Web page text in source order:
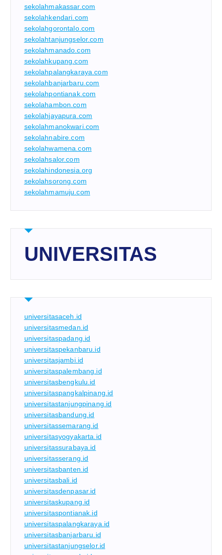
sekolahmakassar.com
sekolahkendari.com
sekolahgorontalo.com
sekolahtanjungselor.com
sekolahmanado.com
sekolahkupang.com
sekolahpalangkaraya.com
sekolahbanjarbaru.com
sekolahpontianak.com
sekolahambon.com
sekolahjayapura.com
sekolahmanokwari.com
sekolahnabire.com
sekolahwamena.com
sekolahsalor.com
sekolahindonesia.org
sekolahsorong.com
sekolahmamuju.com
UNIVERSITAS
universitasaceh.id
universitasmedan.id
universitaspadang.id
universitaspekanbaru.id
universitasjambi.id
universitaspalembang.id
universitasbengkulu.id
universitaspangkalpinang.id
universitastanjungpinang.id
universitasbandung.id
universitassemarang.id
universitasyogyakarta.id
universitassurabaya.id
universitasserang.id
universitasbanten.id
universitasbali.id
universitasdenpasar.id
universitaskupang.id
universitaspontianak.id
universitaspalangkaraya.id
universitasbanjarbaru.id
universitastanjungselor.id